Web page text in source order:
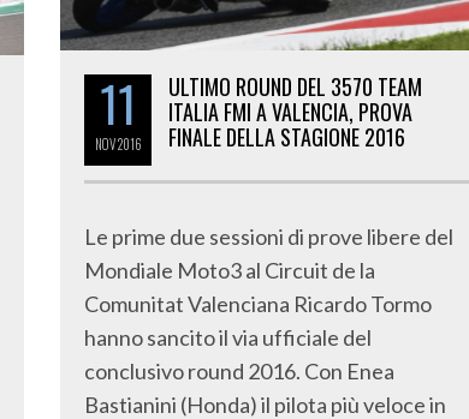
11
NOV2016
ULTIMO ROUND DEL 3570 TEAM
ITALIA FMI A VALENCIA, PROVA
FINALE DELLA STAGIONE 2016
Le prime due sessioni di prove libere del
Mondiale Moto3 al Circuit de la
Comunitat Valenciana Ricardo Tormo
hanno sancito il via ufficiale del
conclusivo round 2016. Con Enea
Bastianini (Honda) il pilota più veloce in